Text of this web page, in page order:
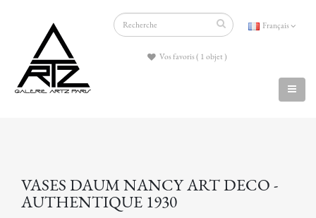
Français
Vos favoris ( 1 objet )
VASES DAUM NANCY ART DECO -
AUTHENTIQUE 1930